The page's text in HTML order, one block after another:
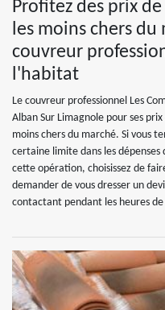
Profitez des prix
les moins chers du
couvreur
l'habitat
Le couvreur professionnel Les
Alban Sur Limagnole pour ses
moins chers du marché. Si vous
certaine limite dans les dépenses
cette opération, choisissez de
demander de vous dresser un
contactant pendant les heures